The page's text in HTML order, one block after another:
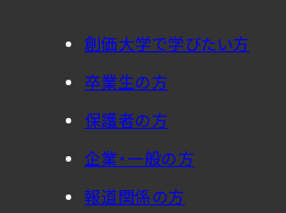
創価大学で学びたい方
卒業生の方
保護者の方
企業・一般の方
報道関係の方